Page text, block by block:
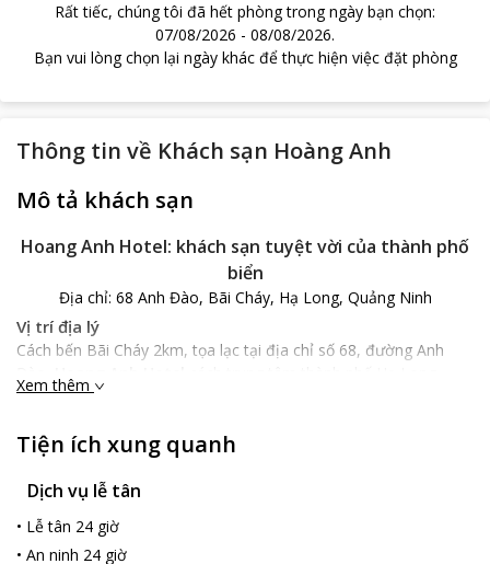
Rất tiếc, chúng tôi đã hết phòng trong ngày bạn chọn:
07/08/2026 - 08/08/2026.
Bạn vui lòng chọn lại ngày khác để thực hiện việc đặt phòng
Thông tin về Khách sạn Hoàng Anh
Mô tả khách sạn
Hoang Anh Hotel: khách sạn tuyệt vời của thành phố
biển
Địa chỉ: 68 Anh Đào, Bãi Cháy, Hạ Long, Quảng Ninh
Vị trí địa lý
Cách bến Bãi Cháy 2km, tọa lạc tại địa chỉ số 68, đường Anh
khoảng 7km, khá dễ dàng để thăm kỳ quan nổi tiếng Vịnh Hạ
mà nhiều du khách đến nghỉ ngơi.
Hoang Anh Hotel
đại, sang trọng và tinh tế. Khách sạn luôn tạo cho mỗi du khách
đến đây sự thư thái, thoải mái và cảm giác yên bình. Các nhân
Xem thêm
Tiện ích xung quanh
Dịch vụ lễ tân
• Lễ tân 24 giờ
• An ninh 24 giờ